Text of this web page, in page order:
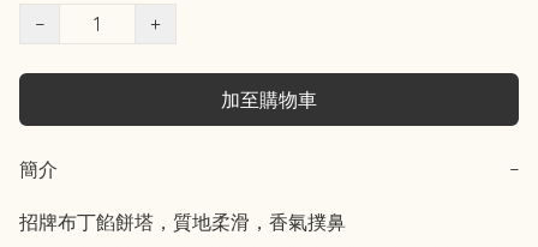
−
+
加至購物車
簡介 −
招牌布丁餡餅塔，質地柔滑，香氣撲鼻